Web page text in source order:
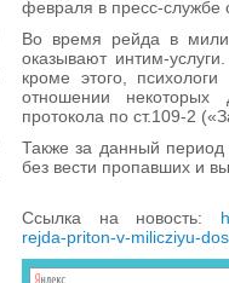
февраля в пресс-службе
Во время рейда в
оказывают интим-
кроме этого,
отношении некоторых
протокола по ст.109-2
Также за данный
без вести пропавших и
Ссылка на новость:
rejda-priton-v-milicziyu-